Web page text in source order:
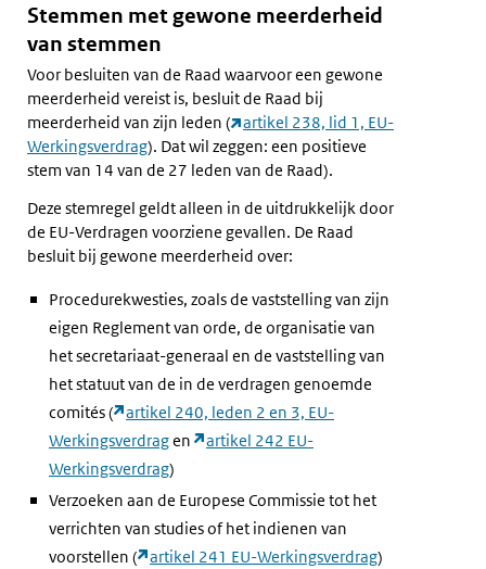
Stemmen met gewone meerderheid
van stemmen
Voor besluiten van de Raad waarvoor een gewone
meerderheid vereist is, besluit de Raad bij
meerderheid van zijn leden (
artikel 238, lid 1, EU-
Werkingsverdrag). Dat wil zeggen: een positieve
stem van 14 van de 27 leden van de Raad).
Deze stemregel geldt alleen in de uitdrukkelijk door
de EU-Verdragen voorziene gevallen. De Raad
besluit bij gewone meerderheid over:
Procedurekwesties, zoals de vaststelling van zijn
eigen Reglement van orde, de organisatie van
het secretariaat-generaal en de vaststelling van
het statuut van de in de verdragen genoemde
comités (
artikel 240, leden 2 en 3, EU-
Werkingsverdragen
artikel 242 EU-
Werkingsverdrag)
Verzoeken aan de Europese Commissie tot het
verrichten van studies of het indienen van
voorstellen (
artikel 241 EU-Werkingsverdrag)